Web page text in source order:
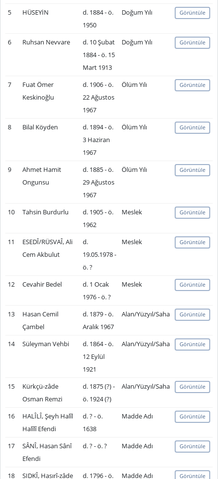
5 HÜSEYİN
d. 1884 - ö.
1950
Doğum Yılı Görüntüle
6 Ruhsan Nevvare
d. 10 Şubat
1884 - ö. 15
Mart 1913
Doğum Yılı Görüntüle
7
Fuat Ömer
Keskinoğlu
d. 1906 - ö.
22 Ağustos
1967
Ölüm Yılı Görüntüle
8 Bilal Köyden
d. 1894 - ö.
3 Haziran
1967
Ölüm Yılı Görüntüle
9
Ahmet Hamit
Ongunsu
d. 1885 - ö.
29 Ağustos
1967
Ölüm Yılı Görüntüle
10 Tahsin Burdurlu
d. 1905 - ö.
1962
Meslek Görüntüle
11
ESEDÎ/RÜSVAÎ, Ali
Cem Akbulut
d.
19.05.1978 -
ö. ?
Meslek Görüntüle
12 Cevahir Bedel
d. 1 Ocak
1976 - ö. ?
Meslek Görüntüle
13
Hasan Cemil
Çambel
d. 1879 - ö.
Aralık 1967
Alan/Yüzyıl/Saha Görüntüle
14 Süleyman Vehbi
d. 1864 - ö.
12 Eylül
1921
Alan/Yüzyıl/Saha Görüntüle
15
Kürkçü-zâde
Osman Remzi
d. 1875 (?) -
ö. 1924 (?)
Alan/Yüzyıl/Saha Görüntüle
16
HALÎLÎ, Şeyh Halîl
Halîlî Efendi
d. ? - ö.
1638
Madde Adı Görüntüle
17
SÂNÎ, Hasan Sânî
Efendi
d. ? - ö. ? Madde Adı Görüntüle
18 SIDKÎ, Hasırî-zâde d. 1796 - ö. Madde Adı Görüntüle